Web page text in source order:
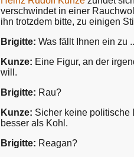
verschwindet in einer
ihn trotzdem bitte, zu einigen
Brigitte: Was fällt Ihnen ein zu
Kunze: Eine Figur, an der
will.
Brigitte: Rau?
Kunze: Sicher keine politische
besser als Kohl.
Brigitte: Reagan?